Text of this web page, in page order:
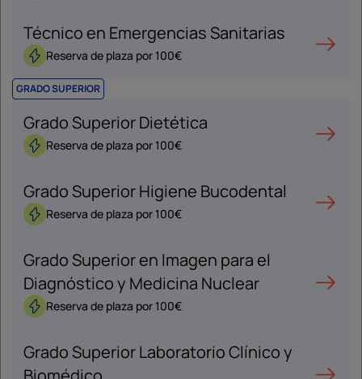
Técnico en Emergencias Sanitarias
Reserva de plaza por 100€
GRADO SUPERIOR
Grado Superior Dietética
Reserva de plaza por 100€
Grado Superior Higiene Bucodental
Reserva de plaza por 100€
Grado Superior en Imagen para el
Diagnóstico y Medicina Nuclear
Reserva de plaza por 100€
Grado Superior Laboratorio Clínico y